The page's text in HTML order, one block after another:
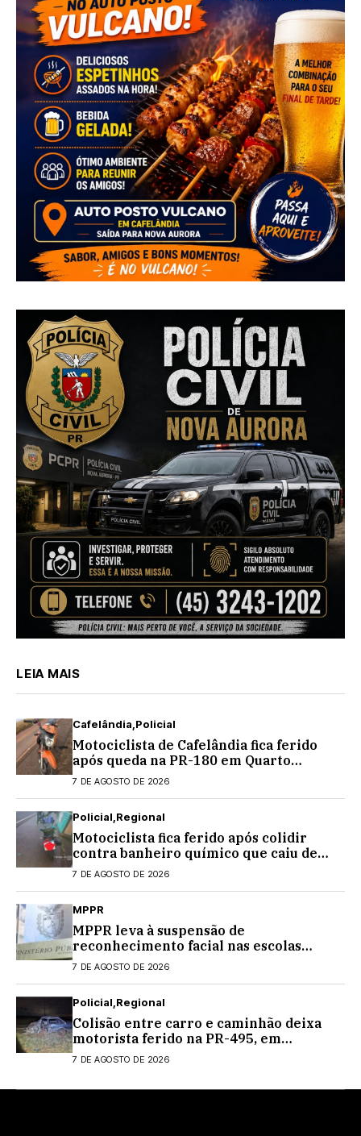
LEIA MAIS
Cafelândia Policial
Motociclista de Cafelândia fica ferido
após queda na PR-180 em Quarto
Centenário
7 DE AGOSTO DE 2026
Policial Regional
Motociclista fica ferido após colidir
contra banheiro químico que caiu de
caminhão na PRC-467, em Cascavel
7 DE AGOSTO DE 2026
MPPR
MPPR leva à suspensão de
reconhecimento facial nas escolas
estaduais
7 DE AGOSTO DE 2026
Policial Regional
Colisão entre carro e caminhão deixa
motorista ferido na PR-495, em
Medianeira
7 DE AGOSTO DE 2026